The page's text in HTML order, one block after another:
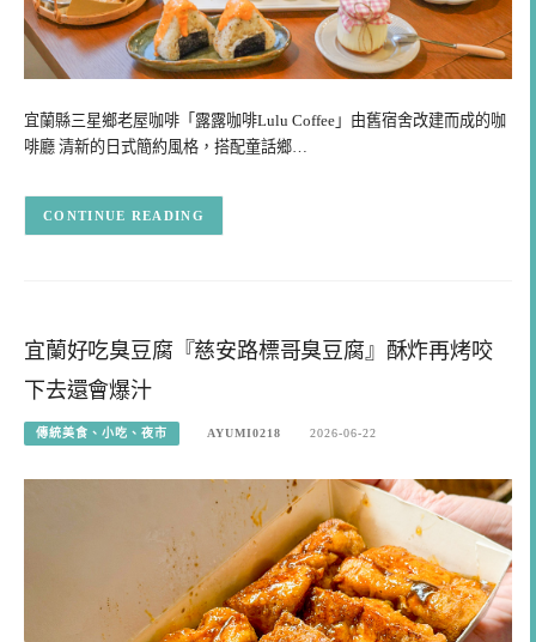
宜蘭縣三星鄉老屋咖啡「露露咖啡Lulu Coffee」由舊宿舍改建而成的咖
啡廳 清新的日式簡約風格，搭配童話鄉…
CONTINUE READING
宜蘭好吃臭豆腐『慈安路標哥臭豆腐』酥炸再烤咬
下去還會爆汁
傳統美食、小吃、夜市 AYUMI0218 2026-06-22